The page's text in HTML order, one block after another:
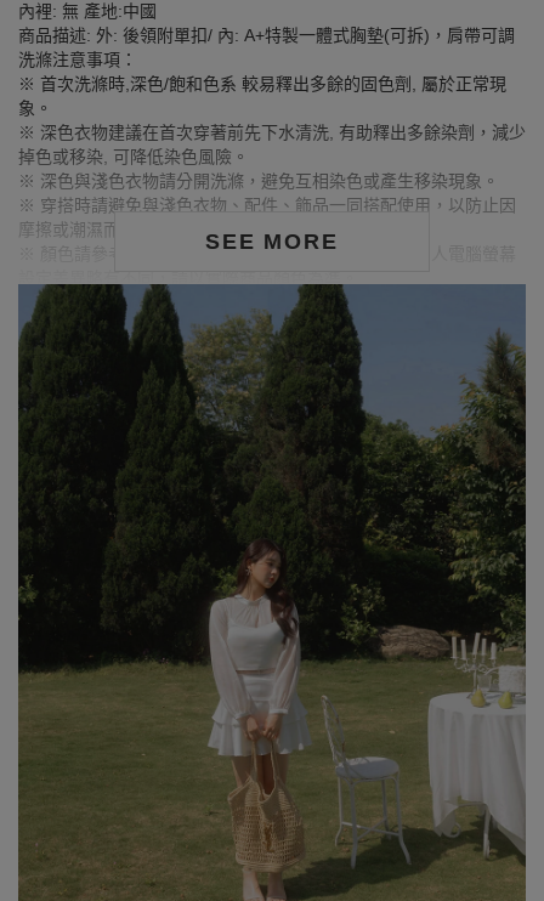
SEE MORE
內裡: 無 產地:中國
商品描述: 外: 後領附單扣/ 內: A+特製一體式胸墊(可拆)，肩帶可調
洗滌注意事項：
※ 首次洗滌時,深色/飽和色系 較易釋出多餘的固色劑, 屬於正常現
象。
※ 深色衣物建議在首次穿著前先下水清洗, 有助釋出多餘染劑，減少
掉色或移染, 可降低染色風險。
※ 深色與淺色衣物請分開洗滌，避免互相染色或產生移染現象。
※ 穿搭時請避免與淺色衣物、配件、飾品一同搭配使用，以防止因
摩擦或潮濕而導致染色。
※ 顏色請參考單品圖片較為接近，但因圖檔顏色會因個人電腦螢幕
MODEL資訊
身高168cm／胸圍Bust：90cm
腰圍Waist：71cm／臀圍hips：99cm
試穿報告：模特兒穿著XL號
身高177cm／胸圍Bust：83cm
腰圍Waist：60cm／臀圍hips：89cm
試穿報告：模特兒穿著S號